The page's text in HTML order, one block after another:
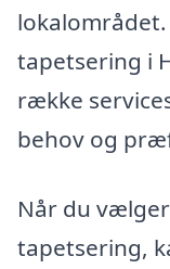
tapetsering i
række
behov og
Når du
tapetsering,